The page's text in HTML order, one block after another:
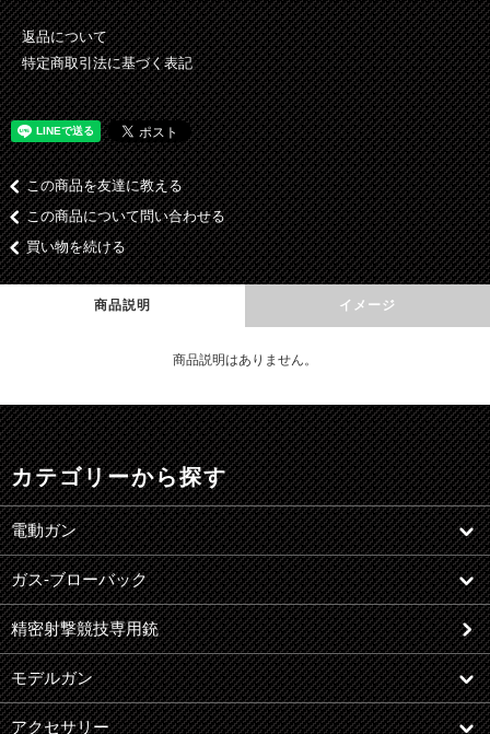
返品について
特定商取引法に基づく表記
この商品を友達に教える
この商品について問い合わせる
買い物を続ける
商品説明 イメージ
商品説明はありません。
カテゴリーから探す
電動ガン
ガス-ブローバック
精密射撃競技専用銃
モデルガン
アクセサリー